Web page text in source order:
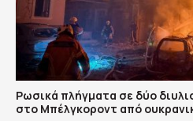
Ρωσικά πλήγματα σε δύο
στο Μπέλγκοροντ από